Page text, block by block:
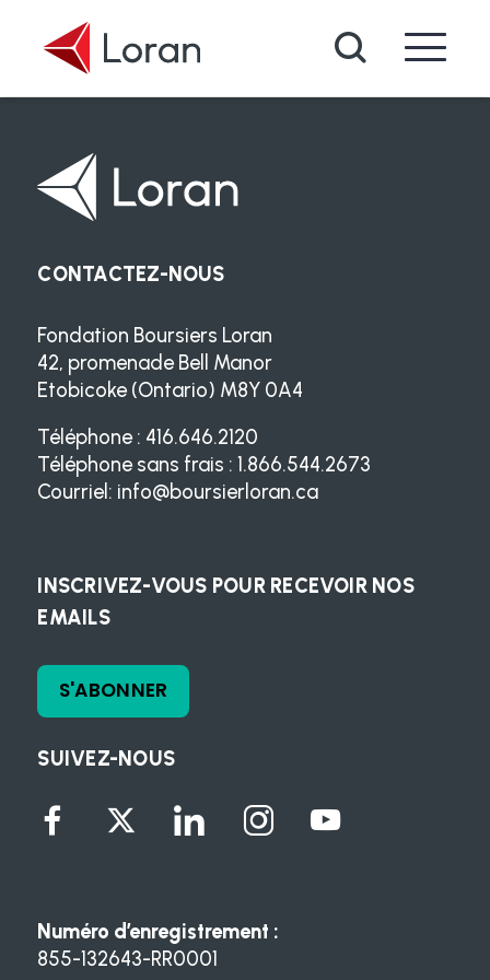
Recherche
SUIVEZ-NOUS
CONTACTEZ-NOUS
Fondation Boursiers Loran
42, promenade Bell Manor
Etobicoke (Ontario) M8Y 0A4
Téléphone : 416.646.2120
Téléphone sans frais : 1.866.544.2673
Courriel: info@boursierloran.ca
INSCRIVEZ-VOUS POUR RECEVOIR NOS
EMAILS
S'ABONNER
Numéro d’enregistrement :
855-132643-RR0001